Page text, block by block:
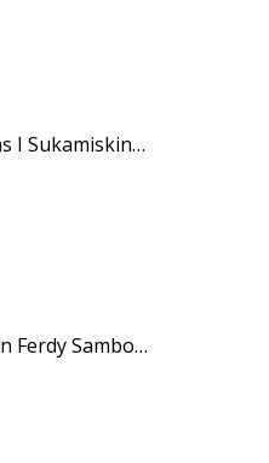
I Sukamiskin…
Ferdy Sambo…